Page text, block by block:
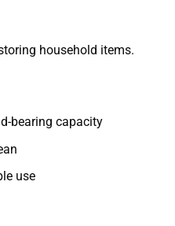
household items.
bearing capacity
use